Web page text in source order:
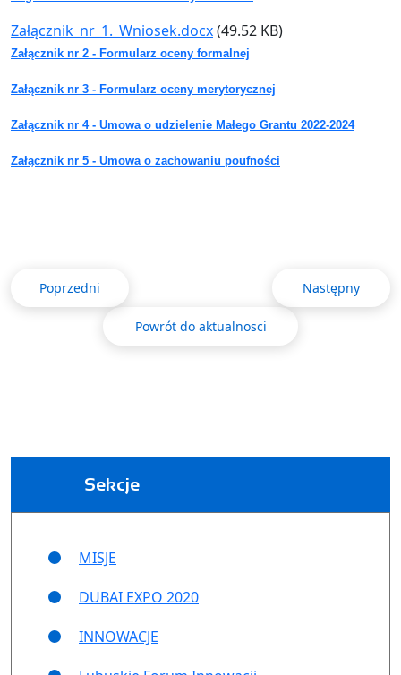
Dokument
Załącznik_nr_1._Wniosek.docx(49.52 KB)
Załącznik nr 2 - Formularz oceny formalnej
Załącznik nr 3 - Formularz oceny merytorycznej
Załącznik nr 4 - Umowa o udzielenie Małego Grantu 2022-2024
Załącznik nr 5 - Umowa o zachowaniu poufności
Poprzedni Następny
Powrót do aktualnosci
Sekcje
MISJE
DUBAI EXPO 2020
INNOWACJE